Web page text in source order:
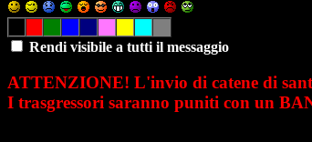
Rendi visibile a tutti il messaggio
ATTENZIONE! L'invio di catene di
I trasgressori saranno puniti con un